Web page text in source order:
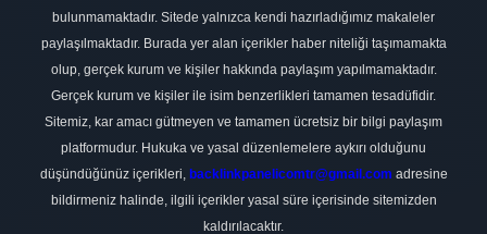
bulunmamaktadır. Sitede yalnızca kendi hazırladığımız makaleler
paylaşılmaktadır. Burada yer alan içerikler haber niteliği taşımamakta
olup, gerçek kurum ve kişiler hakkında paylaşım yapılmamaktadır.
Gerçek kurum ve kişiler ile isim benzerlikleri tamamen tesadüfidir.
Sitemiz, kar amacı gütmeyen ve tamamen ücretsiz bir bilgi paylaşım
platformudur. Hukuka ve yasal düzenlemelere aykırı olduğunu
düşündüğünüz içerikleri, backlinkpanelicomtr@gmail.com adresine
bildirmeniz halinde, ilgili içerikler yasal süre içerisinde sitemizden
kaldırılacaktır.